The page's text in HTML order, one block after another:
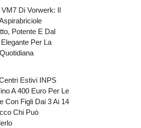
VM7 Di Vorwerk: Il
Potente E Dal
Per La
Estivi INPS
A 400 Euro Per Le
Con Figli Dai 3 Ai 14
Chi Può